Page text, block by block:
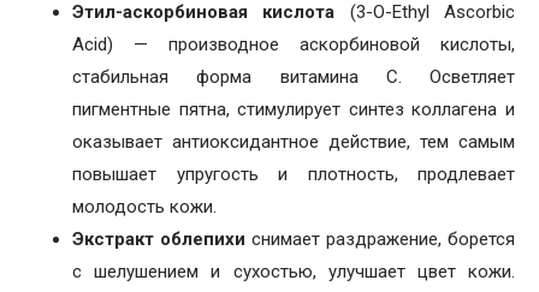
Этил-аскорбиновая кислота (3-O-Ethyl Ascorbic
Acid) — производное аскорбиновой кислоты,
стабильная форма витамина C. Осветляет
пигментные пятна, стимулирует синтез коллагена и
оказывает антиоксидантное действие, тем самым
повышает упругость и плотность, продлевает
молодость кожи.
Экстракт облепихи снимает раздражение, борется
с шелушением и сухостью, улучшает цвет кожи.